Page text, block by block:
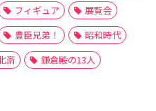
フィギュア
展覧会
豊臣兄弟！
昭和時代
斎 鎌倉殿の13人